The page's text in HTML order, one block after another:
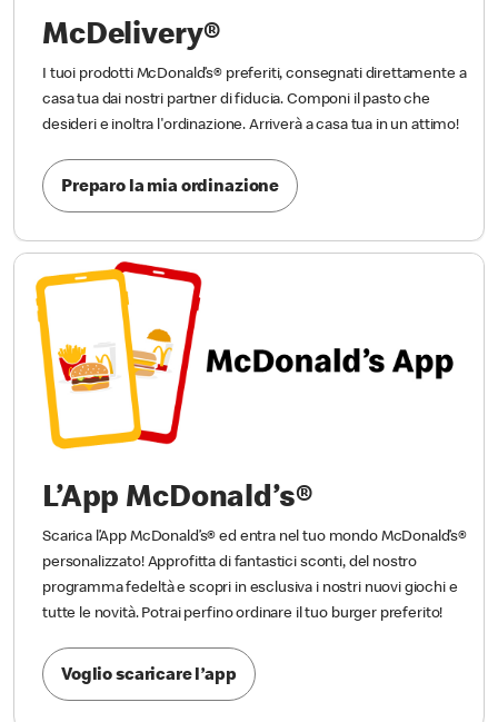
McDelivery®
I tuoi prodotti McDonald’s® preferiti, consegnati direttamente a
casa tua dai nostri partner di fiducia. Componi il pasto che
desideri e inoltra l'ordinazione. Arriverà a casa tua in un attimo!
Preparo la mia ordinazione
L’App McDonald’s®
Scarica l’App McDonald’s® ed entra nel tuo mondo McDonald’s®
personalizzato! Approfitta di fantastici sconti, del nostro
programma fedeltà e scopri in esclusiva i nostri nuovi giochi e
tutte le novità. Potrai perfino ordinare il tuo burger preferito!
Voglio scaricare l’app